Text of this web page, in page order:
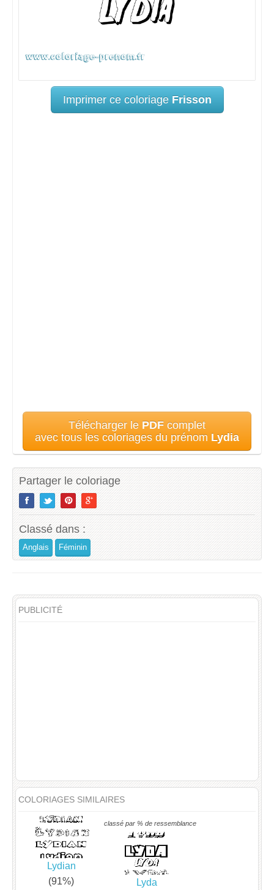
Imprimer ce coloriage Frisson
Télécharger le PDF complet
avec tous les coloriages du prénom Lydia
Partager le coloriage
Classé dans :
Anglais Féminin
PUBLICITÉ
COLORIAGES SIMILAIRES
classé par % de ressemblance
Lydian
(91%)
Lyda